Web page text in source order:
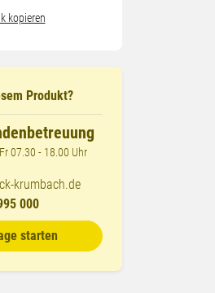
kopieren
Produkt?
07.30 - 18.00 Uhr
krumbach.de
000
starten